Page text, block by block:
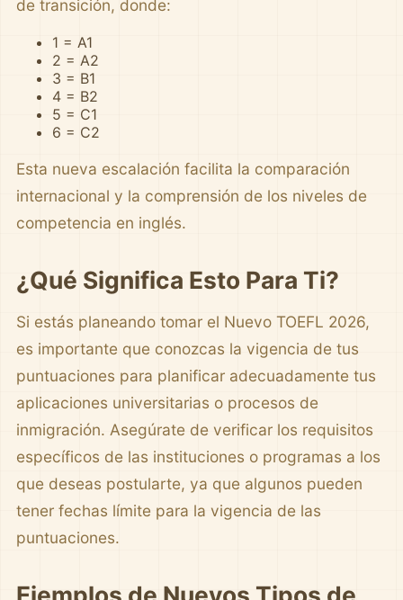
de transición, donde:
1 = A1
2 = A2
3 = B1
4 = B2
5 = C1
6 = C2
Esta nueva escalación facilita la comparación
internacional y la comprensión de los niveles de
competencia en inglés.
¿Qué Significa Esto Para Ti?
Si estás planeando tomar el Nuevo TOEFL 2026,
es importante que conozcas la vigencia de tus
puntuaciones para planificar adecuadamente tus
aplicaciones universitarias o procesos de
inmigración. Asegúrate de verificar los requisitos
específicos de las instituciones o programas a los
que deseas postularte, ya que algunos pueden
tener fechas límite para la vigencia de las
puntuaciones.